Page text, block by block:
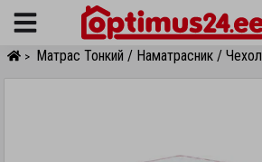
Menu
> Матрас Тонкий / Наматрасник / Чехол